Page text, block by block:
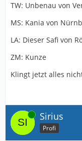
TW: Unbenau von
MS: Kania von
LA: Dieser Safi von
ZM: Kunze
Klingt jetzt alles
Online Sirius
Profi